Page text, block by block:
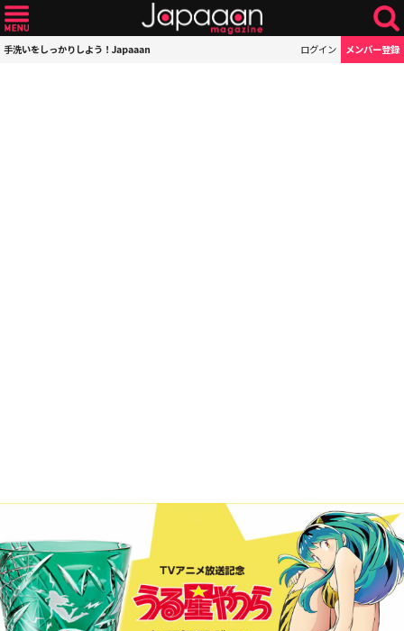
手洗いをしっかりしよう！Japaaan ログイン メンバー登録